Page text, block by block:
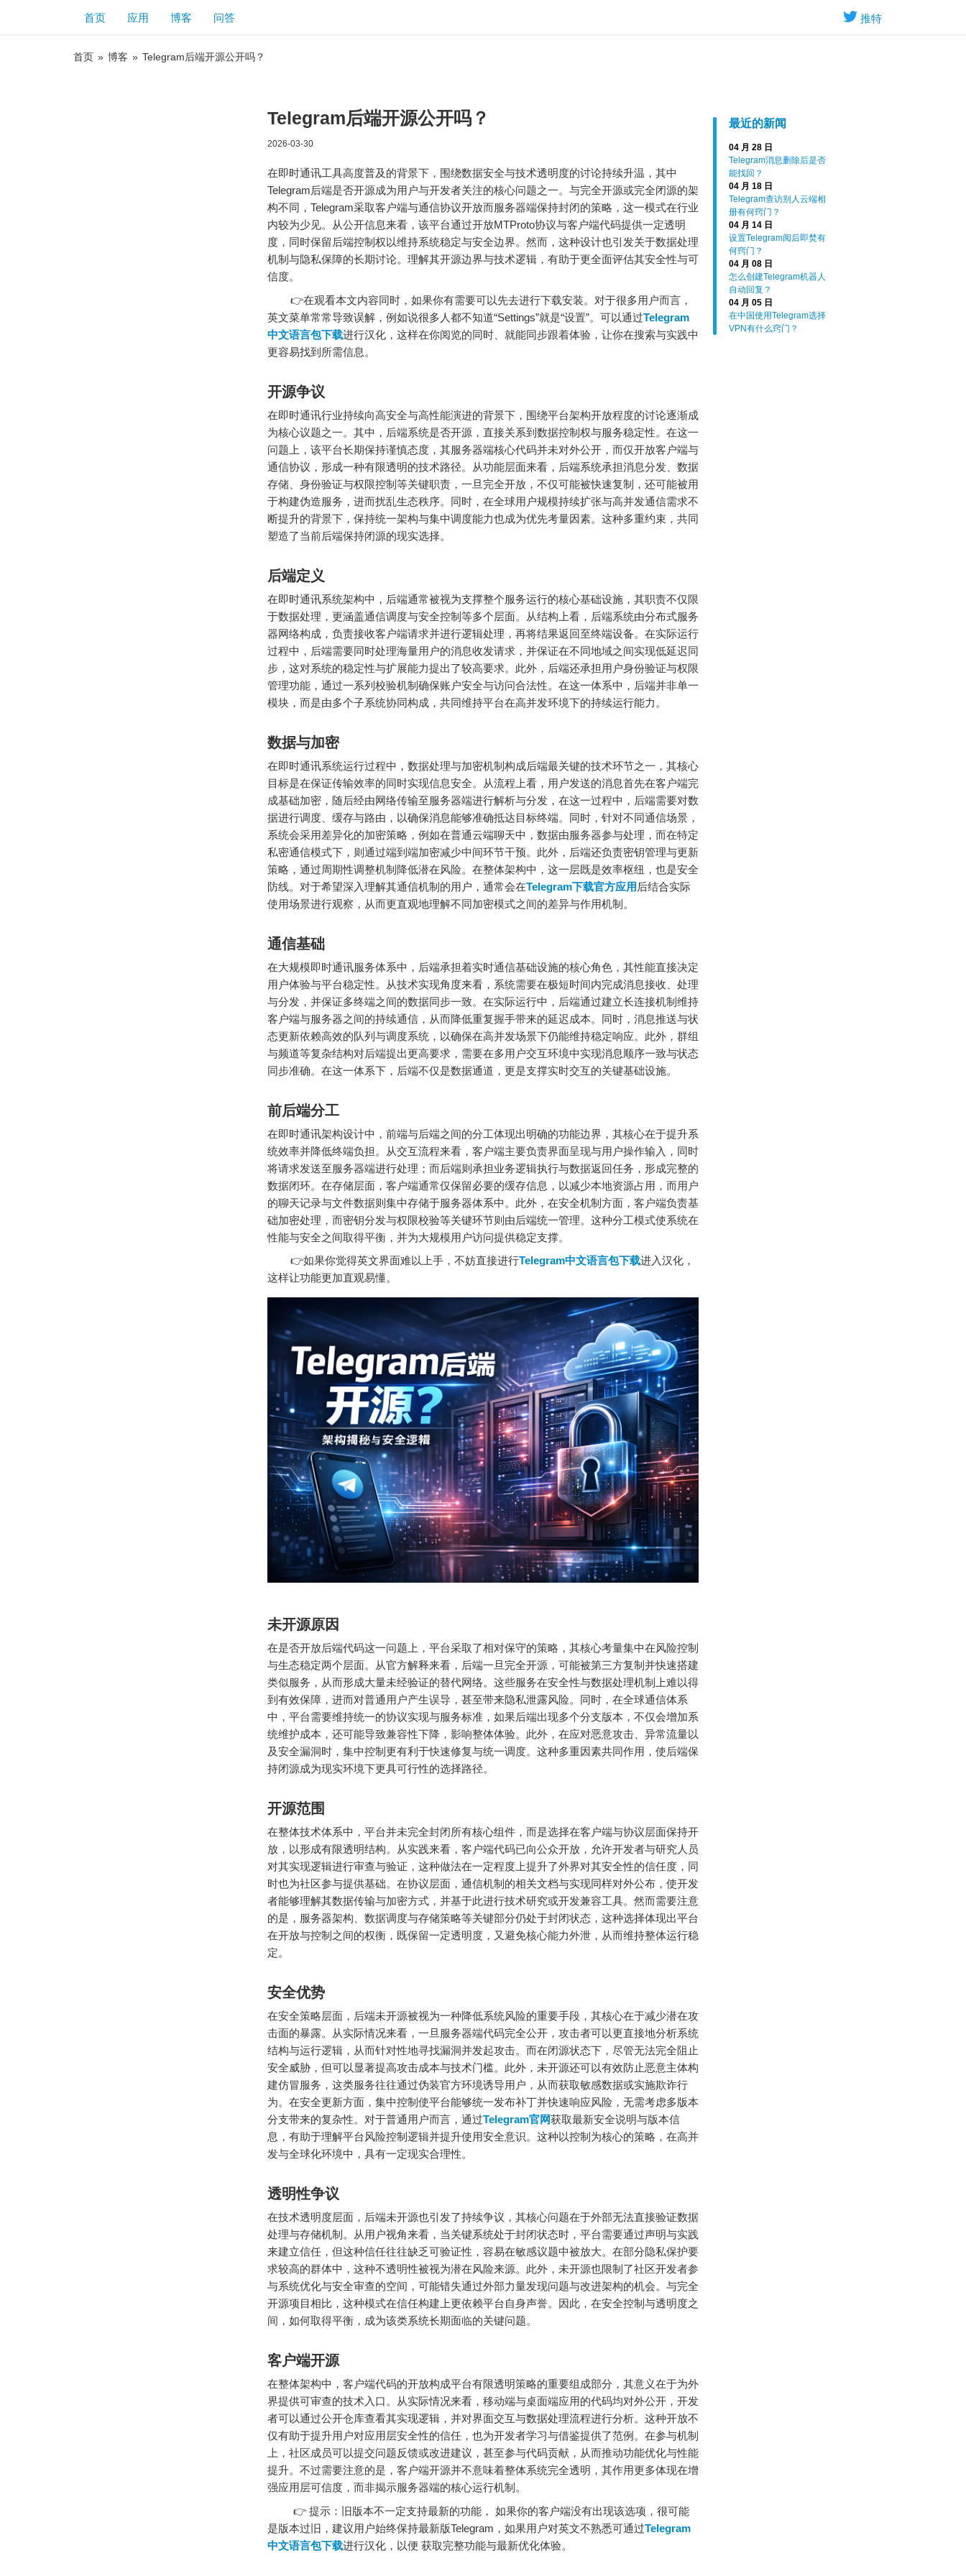
推特
首页 应用 博客 问答
首页 » 博客 » Telegram后端开源公开吗？
最近的新闻
04 月 28 日
Telegram消息删除后是否
能找回？
04 月 18 日
Telegram查访别人云端相
册有何窍门？
04 月 14 日
设置Telegram阅后即焚有
何窍门？
04 月 08 日
怎么创建Telegram机器人
自动回复？
04 月 05 日
在中国使用Telegram选择
VPN有什么窍门？
Telegram后端开源公开吗？
2026-03-30
在即时通讯工具高度普及的背景下，围绕数据安全与技术透明度的讨论持续升温，其中
Telegram后端是否开源成为用户与开发者关注的核心问题之一。与完全开源或完全闭源的架
构不同，Telegram采取客户端与通信协议开放而服务器端保持封闭的策略，这一模式在行业
内较为少见。从公开信息来看，该平台通过开放MTProto协议与客户端代码提供一定透明
度，同时保留后端控制权以维持系统稳定与安全边界。然而，这种设计也引发关于数据处理
机制与隐私保障的长期讨论。理解其开源边界与技术逻辑，有助于更全面评估其安全性与可
信度。
👉在观看本文内容同时，如果你有需要可以先去进行下载安装。对于很多用户而言，
英文菜单常常导致误解，例如说很多人都不知道“Settings”就是“设置”。可以通过Telegram
中文语言包下载进行汉化，这样在你阅览的同时、就能同步跟着体验，让你在搜索与实践中
更容易找到所需信息。
开源争议
在即时通讯行业持续向高安全与高性能演进的背景下，围绕平台架构开放程度的讨论逐渐成
为核心议题之一。其中，后端系统是否开源，直接关系到数据控制权与服务稳定性。在这一
问题上，该平台长期保持谨慎态度，其服务器端核心代码并未对外公开，而仅开放客户端与
通信协议，形成一种有限透明的技术路径。从功能层面来看，后端系统承担消息分发、数据
存储、身份验证与权限控制等关键职责，一旦完全开放，不仅可能被快速复制，还可能被用
于构建伪造服务，进而扰乱生态秩序。同时，在全球用户规模持续扩张与高并发通信需求不
断提升的背景下，保持统一架构与集中调度能力也成为优先考量因素。这种多重约束，共同
塑造了当前后端保持闭源的现实选择。
后端定义
在即时通讯系统架构中，后端通常被视为支撑整个服务运行的核心基础设施，其职责不仅限
于数据处理，更涵盖通信调度与安全控制等多个层面。从结构上看，后端系统由分布式服务
器网络构成，负责接收客户端请求并进行逻辑处理，再将结果返回至终端设备。在实际运行
过程中，后端需要同时处理海量用户的消息收发请求，并保证在不同地域之间实现低延迟同
步，这对系统的稳定性与扩展能力提出了较高要求。此外，后端还承担用户身份验证与权限
管理功能，通过一系列校验机制确保账户安全与访问合法性。在这一体系中，后端并非单一
模块，而是由多个子系统协同构成，共同维持平台在高并发环境下的持续运行能力。
数据与加密
在即时通讯系统运行过程中，数据处理与加密机制构成后端最关键的技术环节之一，其核心
目标是在保证传输效率的同时实现信息安全。从流程上看，用户发送的消息首先在客户端完
成基础加密，随后经由网络传输至服务器端进行解析与分发，在这一过程中，后端需要对数
据进行调度、缓存与路由，以确保消息能够准确抵达目标终端。同时，针对不同通信场景，
系统会采用差异化的加密策略，例如在普通云端聊天中，数据由服务器参与处理，而在特定
私密通信模式下，则通过端到端加密减少中间环节干预。此外，后端还负责密钥管理与更新
策略，通过周期性调整机制降低潜在风险。在整体架构中，这一层既是效率枢纽，也是安全
防线。对于希望深入理解其通信机制的用户，通常会在Telegram下载官方应用 后结合实际
使用场景进行观察，从而更直观地理解不同加密模式之间的差异与作用机制。
通信基础
在大规模即时通讯服务体系中，后端承担着实时通信基础设施的核心角色，其性能直接决定
用户体验与平台稳定性。从技术实现角度来看，系统需要在极短时间内完成消息接收、处理
与分发，并保证多终端之间的数据同步一致。在实际运行中，后端通过建立长连接机制维持
客户端与服务器之间的持续通信，从而降低重复握手带来的延迟成本。同时，消息推送与状
态更新依赖高效的队列与调度系统，以确保在高并发场景下仍能维持稳定响应。此外，群组
与频道等复杂结构对后端提出更高要求，需要在多用户交互环境中实现消息顺序一致与状态
同步准确。在这一体系下，后端不仅是数据通道，更是支撑实时交互的关键基础设施。
前后端分工
在即时通讯架构设计中，前端与后端之间的分工体现出明确的功能边界，其核心在于提升系
统效率并降低终端负担。从交互流程来看，客户端主要负责界面呈现与用户操作输入，同时
将请求发送至服务器端进行处理；而后端则承担业务逻辑执行与数据返回任务，形成完整的
数据闭环。在存储层面，客户端通常仅保留必要的缓存信息，以减少本地资源占用，而用户
的聊天记录与文件数据则集中存储于服务器体系中。此外，在安全机制方面，客户端负责基
础加密处理，而密钥分发与权限校验等关键环节则由后端统一管理。这种分工模式使系统在
性能与安全之间取得平衡，并为大规模用户访问提供稳定支撑。
👉如果你觉得英文界面难以上手，不妨直接进行Telegram中文语言包下载进入汉化，
这样让功能更加直观易懂。
未开源原因
在是否开放后端代码这一问题上，平台采取了相对保守的策略，其核心考量集中在风险控制
与生态稳定两个层面。从官方解释来看，后端一旦完全开源，可能被第三方复制并快速搭建
类似服务，从而形成大量未经验证的替代网络。这些服务在安全性与数据处理机制上难以得
到有效保障，进而对普通用户产生误导，甚至带来隐私泄露风险。同时，在全球通信体系
中，平台需要维持统一的协议实现与服务标准，如果后端出现多个分支版本，不仅会增加系
统维护成本，还可能导致兼容性下降，影响整体体验。此外，在应对恶意攻击、异常流量以
及安全漏洞时，集中控制更有利于快速修复与统一调度。这种多重因素共同作用，使后端保
持闭源成为现实环境下更具可行性的选择路径。
开源范围
在整体技术体系中，平台并未完全封闭所有核心组件，而是选择在客户端与协议层面保持开
放，以形成有限透明结构。从实践来看，客户端代码已向公众开放，允许开发者与研究人员
对其实现逻辑进行审查与验证，这种做法在一定程度上提升了外界对其安全性的信任度，同
时也为社区参与提供基础。在协议层面，通信机制的相关文档与实现同样对外公布，使开发
者能够理解其数据传输与加密方式，并基于此进行技术研究或开发兼容工具。然而需要注意
的是，服务器架构、数据调度与存储策略等关键部分仍处于封闭状态，这种选择体现出平台
在开放与控制之间的权衡，既保留一定透明度，又避免核心能力外泄，从而维持整体运行稳
定。
安全优势
在安全策略层面，后端未开源被视为一种降低系统风险的重要手段，其核心在于减少潜在攻
击面的暴露。从实际情况来看，一旦服务器端代码完全公开，攻击者可以更直接地分析系统
结构与运行逻辑，从而针对性地寻找漏洞并发起攻击。而在闭源状态下，尽管无法完全阻止
安全威胁，但可以显著提高攻击成本与技术门槛。此外，未开源还可以有效防止恶意主体构
建仿冒服务，这类服务往往通过伪装官方环境诱导用户，从而获取敏感数据或实施欺诈行
为。在安全更新方面，集中控制使平台能够统一发布补丁并快速响应风险，无需考虑多版本
分支带来的复杂性。对于普通用户而言，通过Telegram官网获取最新安全说明与版本信
息，有助于理解平台风险控制逻辑并提升使用安全意识。这种以控制为核心的策略，在高并
发与全球化环境中，具有一定现实合理性。
透明性争议
在技术透明度层面，后端未开源也引发了持续争议，其核心问题在于外部无法直接验证数据
处理与存储机制。从用户视角来看，当关键系统处于封闭状态时，平台需要通过声明与实践
来建立信任，但这种信任往往缺乏可验证性，容易在敏感议题中被放大。在部分隐私保护要
求较高的群体中，这种不透明性被视为潜在风险来源。此外，未开源也限制了社区开发者参
与系统优化与安全审查的空间，可能错失通过外部力量发现问题与改进架构的机会。与完全
开源项目相比，这种模式在信任构建上更依赖平台自身声誉。因此，在安全控制与透明度之
间，如何取得平衡，成为该类系统长期面临的关键问题。
客户端开源
在整体架构中，客户端代码的开放构成平台有限透明策略的重要组成部分，其意义在于为外
界提供可审查的技术入口。从实际情况来看，移动端与桌面端应用的代码均对外公开，开发
者可以通过公开仓库查看其实现逻辑，并对界面交互与数据处理流程进行分析。这种开放不
仅有助于提升用户对应用层安全性的信任，也为开发者学习与借鉴提供了范例。在参与机制
上，社区成员可以提交问题反馈或改进建议，甚至参与代码贡献，从而推动功能优化与性能
提升。不过需要注意的是，客户端开源并不意味着整体系统完全透明，其作用更多体现在增
强应用层可信度，而非揭示服务器端的核心运行机制。
👉 提示：旧版本不一定支持最新的功能， 如果你的客户端没有出现该选项，很可能
是版本过旧，建议用户始终保持最新版Telegram，如果用户对英文不熟悉可通过Telegram
中文语言包下载进行汉化，以便 获取完整功能与最新优化体验。